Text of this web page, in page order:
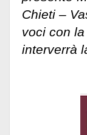
Chieti –
voci con
interverrà